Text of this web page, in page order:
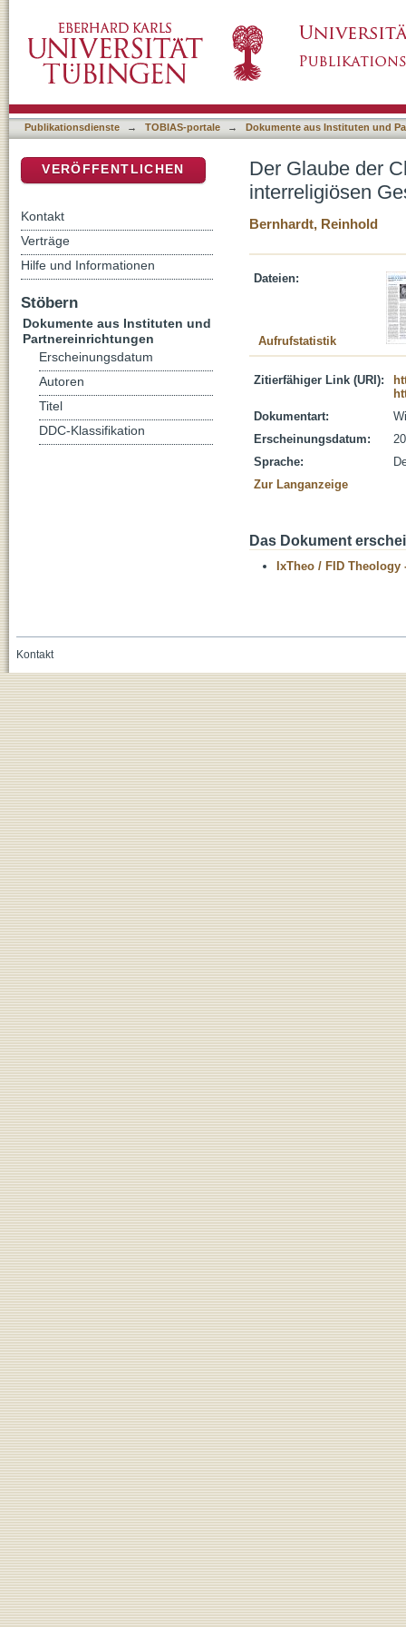
Publikationsdienste → TOBIAS-portale → Dokumente aus Instituten und
Der Glaube der
interreligiösen
Bernhardt, Reinhold
Dateien:
Aufrufstatistik
Zitierfähiger Link (URI):
Dokumentart:
Erscheinungsdatum:
Sprache:
Zur Langanzeige
Das Dokument
IxTheo / FID Theology
VERÖFFENTLICHEN
Kontakt
Verträge
Hilfe und Informationen
Stöbern
Dokumente aus Instituten und
Partnereinrichtungen
Erscheinungsdatum
Autoren
Titel
DDC-Klassifikation
Kontakt